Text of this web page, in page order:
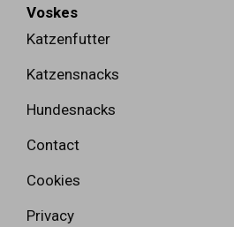
Voskes
Katzenfutter
Katzensnacks
Hundesnacks
Contact
Cookies
Privacy